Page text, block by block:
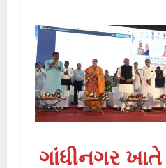
અને અધિકારિતા
મંત્રી શ્રીમતી
ભાનુબેન બાબરિયા
ગાંધીનગર ખાતે